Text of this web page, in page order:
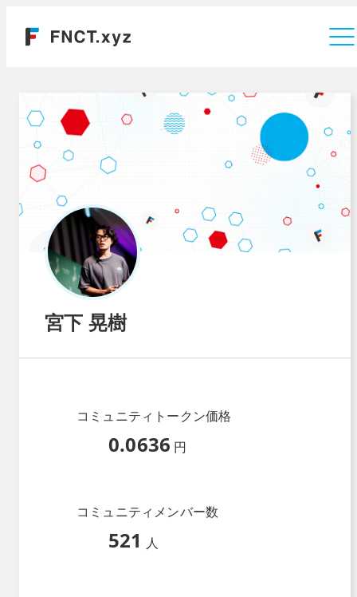
宮下 晃樹
コミュニティトークン価格
0.0636 円
コミュニティメンバー数
521 人